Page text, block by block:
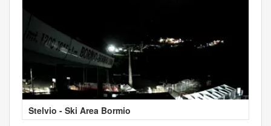
Stelvio - Ski Area Bormio